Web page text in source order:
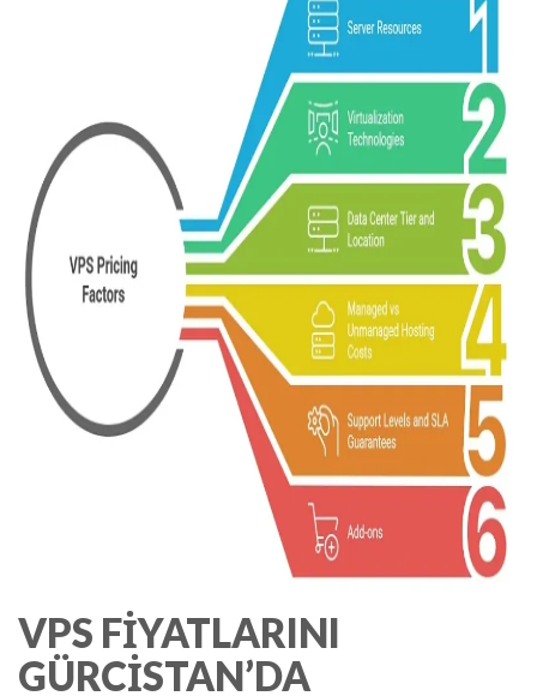
VPS FIYATLARINI
GÜRCISTAN’DA